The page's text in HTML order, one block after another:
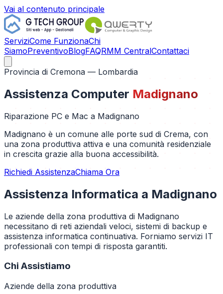
Vai al contenuto principale
ServiziCome FunzionaChi
SiamoPreventivoBlogFAQRMM CentralContattaci
Provincia di Cremona — Lombardia
Assistenza Computer Madignano
Riparazione PC e Mac a Madignano
Madignano è un comune alle porte sud di Crema, con
una zona produttiva attiva e una comunità residenziale
in crescita grazie alla buona accessibilità.
Richiedi AssistenzaChiama Ora
Assistenza Informatica a Madignano
Le aziende della zona produttiva di Madignano
necessitano di reti aziendali veloci, sistemi di backup e
assistenza informatica continuativa. Forniamo servizi IT
professionali con tempi di risposta garantiti.
Chi Assistiamo
Aziende della zona produttiva